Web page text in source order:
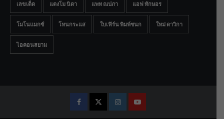
เลขเด็ด แตงโม นิดา แพท ณปภา แอฟ ทักษอร
โมโนแมกซ์ โหนกระแส ใบเฟิร์น พิมพ์ชนก ใหม่ ดาวิกา
ไอคอนสยาม
FacebookTwitterInstagramYoutube